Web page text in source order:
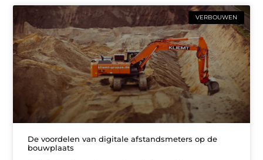
VERBOUWEN
De voordelen van digitale afstandsmeters op de
bouwplaats